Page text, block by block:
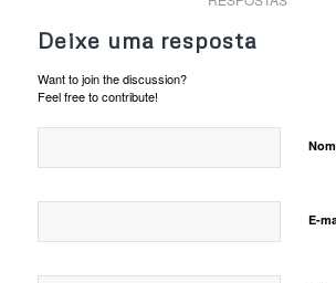
Deixe uma resposta
Want to join the discussion?
Feel free to contribute!
E-